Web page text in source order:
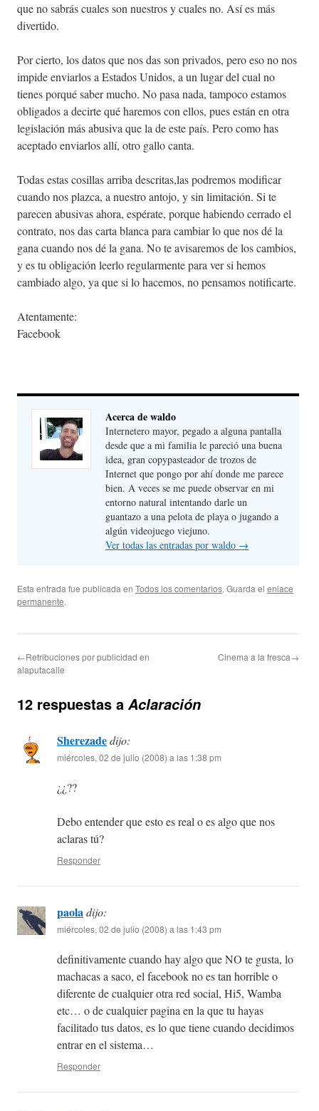
que no sabrás cuales son nuestros y cuales no. Así es más
divertido.
Por cierto, los datos que nos das son privados, pero eso no nos
impide enviarlos a Estados Unidos, a un lugar del cual no
tienes porqué saber mucho. No pasa nada, tampoco estamos
obligados a decirte qué haremos con ellos, pues están en otra
legislación más abusiva que la de este país. Pero como has
aceptado enviarlos allí, otro gallo canta.
Todas estas cosillas arriba descritas,las podremos modificar
cuando nos plazca, a nuestro antojo, y sin limitación. Si te
parecen abusivas ahora, espérate, porque habiendo cerrado el
contrato, nos das carta blanca para cambiar lo que nos dé la
gana cuando nos dé la gana. No te avisaremos de los cambios,
y es tu obligación leerlo regularmente para ver si hemos
cambiado algo, ya que si lo hacemos, no pensamos notificarte.
Atentamente:
Facebook
Acerca de waldo
Internetero mayor, pegado a alguna pantalla
desde que a mi familia le pareció una buena
idea, gran copypasteador de trozos de
Internet que pongo por ahí donde me parece
bien. A veces se me puede observar en mi
entorno natural intentando darle un
guantazo a una pelota de playa o jugando a
algún videojuego viejuno.
Ver todas las entradas por waldo →
Esta entrada fue publicada en Todos los comentarios. Guarda el enlace
permanente.
←Retribuciones por publicidad en
alaputacalle
Cinema a la fresca→
12 respuestas a Aclaración
Sherezadedijo:
miércoles, 02 de julio (2008) a las 1:38 pm
¿¿??
Debo entender que esto es real o es algo que nos
aclaras tú?
Responder
paoladijo:
miércoles, 02 de julio (2008) a las 1:43 pm
definitivamente cuando hay algo que NO te gusta, lo
machacas a saco, el facebook no es tan horrible o
diferente de cualquier otra red social, Hi5, Wamba
etc… o de cualquier pagina en la que tu hayas
facilitado tus datos, es lo que tiene cuando decidimos
entrar en el sistema…
Responder